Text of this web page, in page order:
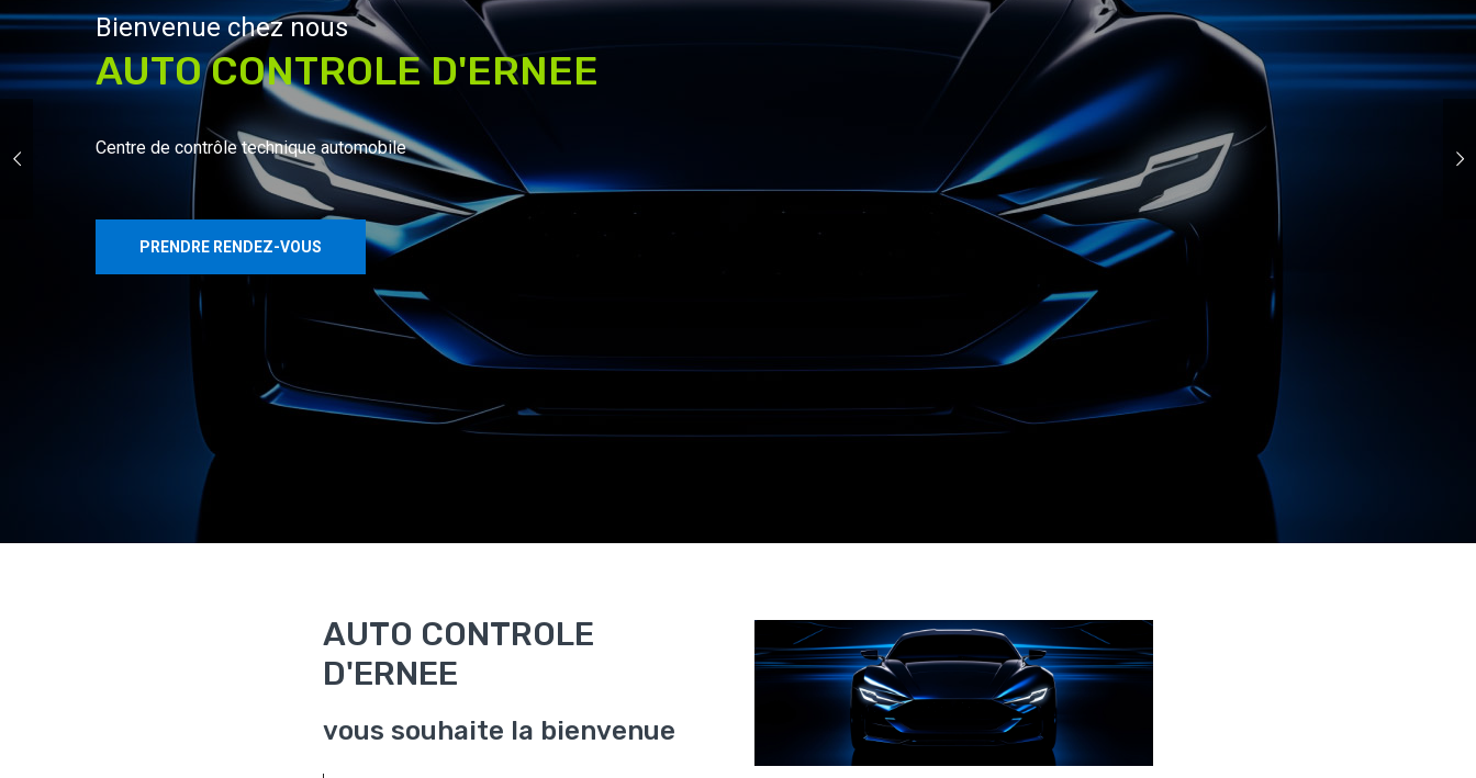
Bienvenue chez nous
AUTO CONTROLE D'ERNEE
Centre de contrôle technique automobile
PRENDRE RENDEZ-VOUS
AUTO CONTROLE
D'ERNEE
vous souhaite la bienvenue